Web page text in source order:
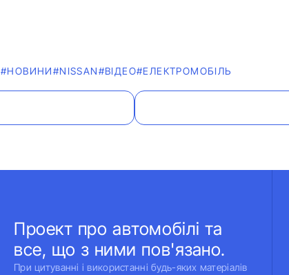
#НОВИНИ#NISSAN#ВІДЕО#ЕЛЕКТРОМОБІЛЬ
Проект про автомобілі та
все, що з ними пов'язано.
При цитуванні і використанні будь-яких матеріалів